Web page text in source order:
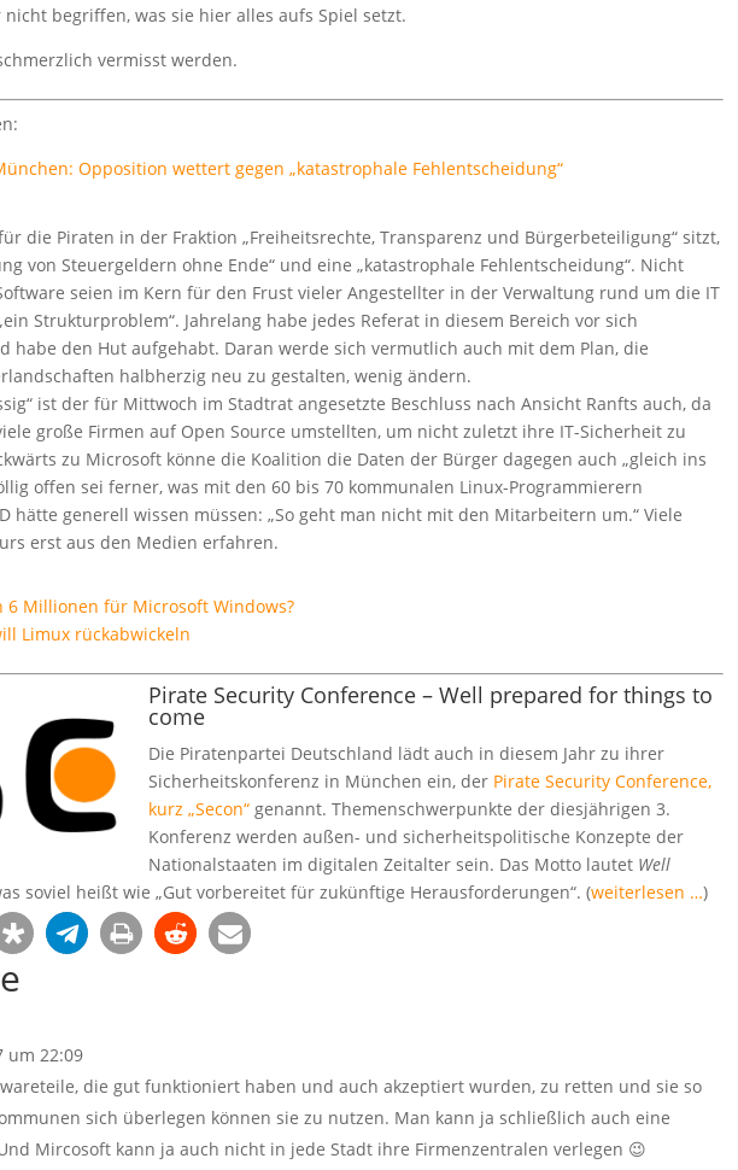
begriffen, was sie hier alles aufs Spiel setzt.
vermisst werden.
Opposition wettert gegen „katastrophale Fehlentscheidung“
die Piraten in der Fraktion „Freiheitsrechte, Transparenz und Bürgerbeteiligung“ sitzt,
von Steuergeldern ohne Ende“ und eine „katastrophale Fehlentscheidung“. Nicht
seien im Kern für den Frust vieler Angestellter in der Verwaltung rund um die IT
Strukturproblem“. Jahrelang habe jedes Referat in diesem Bereich vor sich
habe den Hut aufgehabt. Daran werde sich vermutlich auch mit dem Plan, die
halbherzig neu zu gestalten, wenig ändern.
ist der für Mittwoch im Stadtrat angesetzte Beschluss nach Ansicht Ranfts auch, da
große Firmen auf Open Source umstellten, um nicht zuletzt ihre IT-Sicherheit zu
zu Microsoft könne die Koalition die Daten der Bürger dagegen auch „gleich ins
offen sei ferner, was mit den 60 bis 70 kommunalen Linux-Programmierern
hätte generell wissen müssen: „So geht man nicht mit den Mitarbeitern um.“ Viele
erst aus den Medien erfahren.
6 Millionen für Microsoft Windows?
Limux rückabwickeln
Pirate Security Conference – Well prepared for things to
come
Die Piratenpartei Deutschland lädt auch in diesem Jahr zu ihrer
Sicherheitskonferenz in München ein, der Pirate Security Conference,
kurz „Secon“ genannt. Themenschwerpunkte der diesjährigen 3.
Konferenz werden außen- und sicherheitspolitische Konzepte der
Nationalstaaten im digitalen Zeitalter sein. Das Motto lautet Well
soviel heißt wie „Gut vorbereitet für zukünftige Herausforderungen“. (weiterlesen …)
um 22:09
die gut funktioniert haben und auch akzeptiert wurden, zu retten und sie so
sich überlegen können sie zu nutzen. Man kann ja schließlich auch eine
Mircosoft kann ja auch nicht in jede Stadt ihre Firmenzentralen verlegen 😉